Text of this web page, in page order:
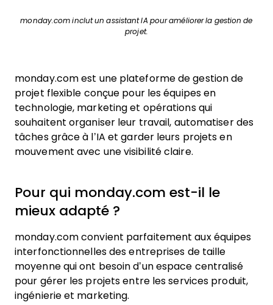
monday.com inclut un assistant IA pour améliorer la gestion de
projet.
monday.com est une plateforme de gestion de
projet flexible conçue pour les équipes en
technologie, marketing et opérations qui
souhaitent organiser leur travail, automatiser des
tâches grâce à l’IA et garder leurs projets en
mouvement avec une visibilité claire.
Pour qui monday.com est-il le
mieux adapté ?
monday.com convient parfaitement aux équipes
interfonctionnelles des entreprises de taille
moyenne qui ont besoin d’un espace centralisé
pour gérer les projets entre les services produit,
ingénierie et marketing.